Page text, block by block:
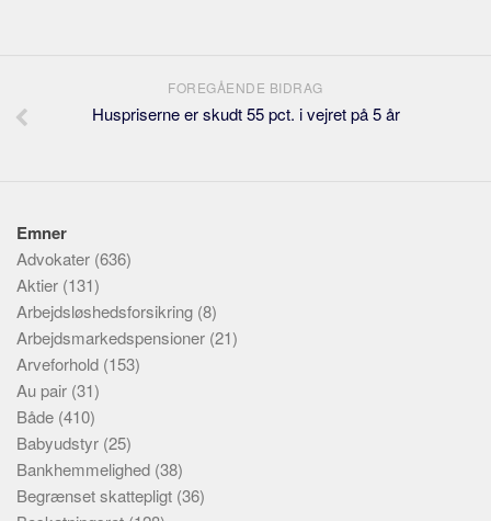
FOREGÅENDE BIDRAG
Huspriserne er skudt 55 pct. i vejret på 5 år
Emner
Advokater (636)
Aktier (131)
Arbejdsløshedsforsikring (8)
Arbejdsmarkedspensioner (21)
Arveforhold (153)
Au pair (31)
Både (410)
Babyudstyr (25)
Bankhemmelighed (38)
Begrænset skattepligt (36)